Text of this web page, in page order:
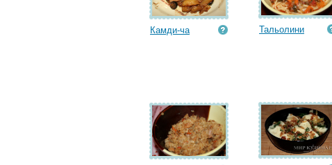
Камди-ча Тальолини